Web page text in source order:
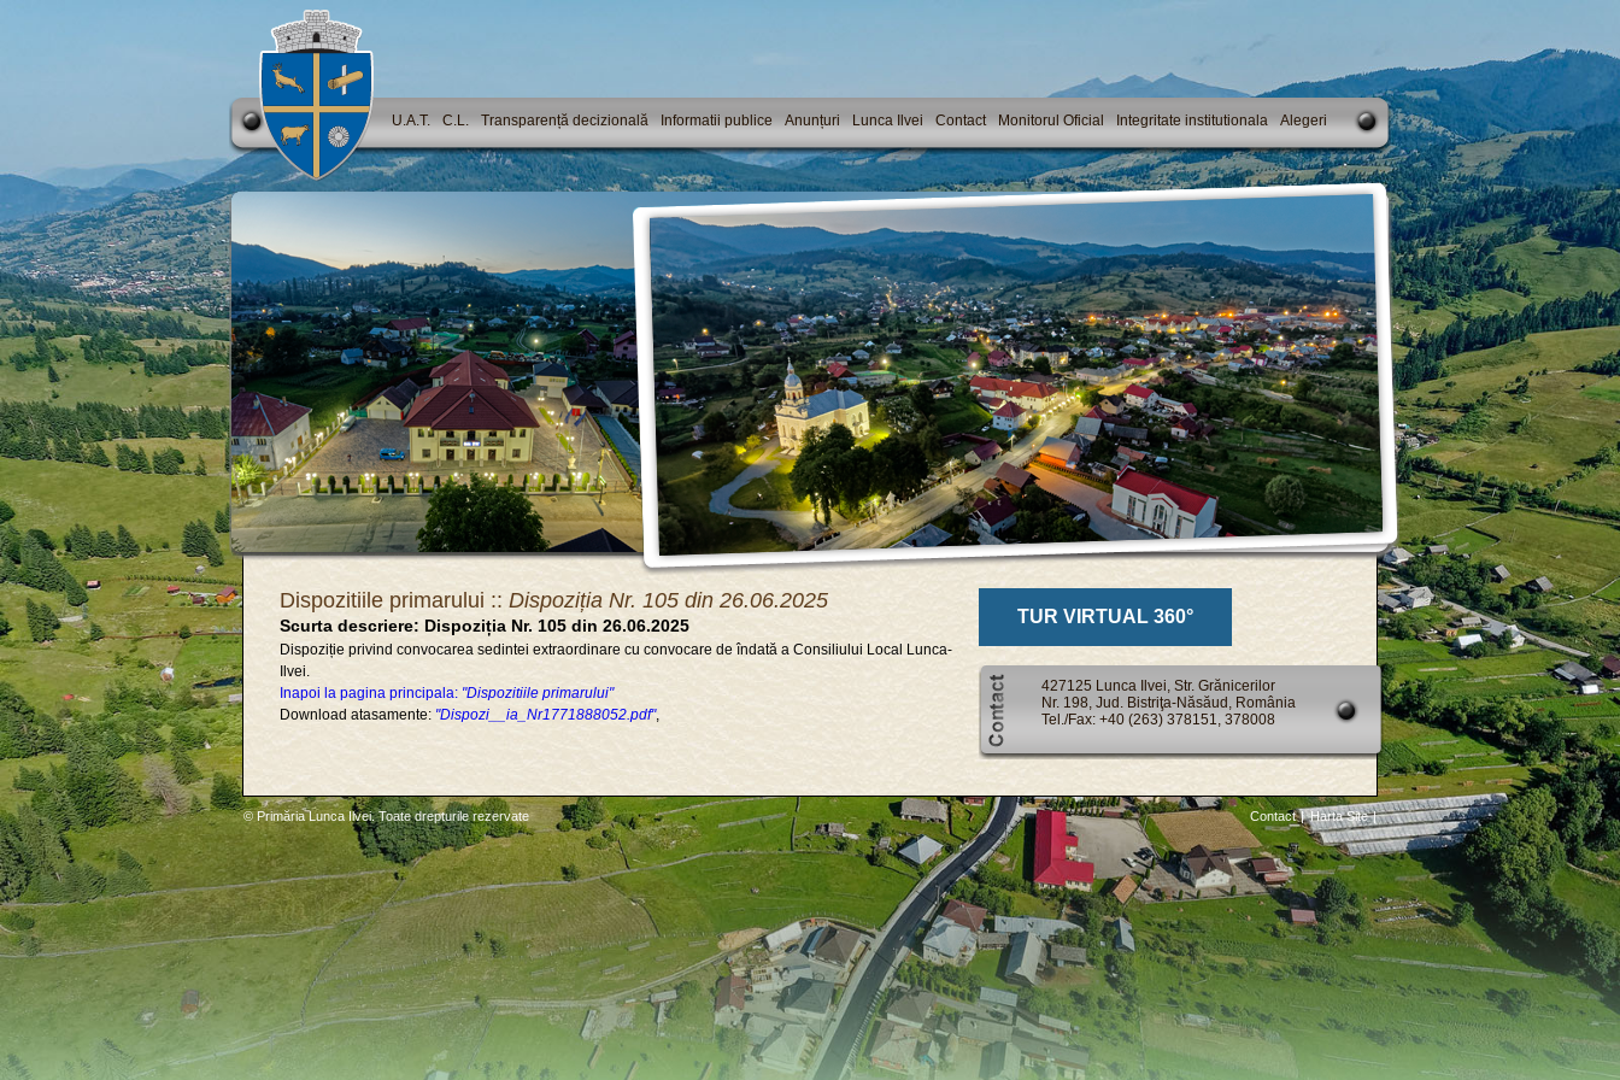
U.A.T. C.L. Transparență decizională Informatii publice Anunțuri Lunca Ilvei Contact Monitorul Oficial Integritate institutionala Alegeri
Dispozitiile primarului :: Dispoziția Nr. 105 din 26.06.2025
Scurta descriere: Dispoziția Nr. 105 din 26.06.2025
Dispoziție privind convocarea sedintei extraordinare cu convocare de îndată a Consiliului Local Lunca-
Ilvei.
Inapoi la pagina principala: "Dispozitiile primarului"
Download atasamente: "Dispozi__ia_Nr1771888052.pdf",
TUR VIRTUAL 360°
427125 Lunca Ilvei, Str. Grănicerilor
Nr. 198, Jud. Bistriţa-Năsăud, România
Tel./Fax: +40 (263) 378151, 378008
© Primăria Lunca Ilvei. Toate drepturile rezervate Contact |Harta Site |